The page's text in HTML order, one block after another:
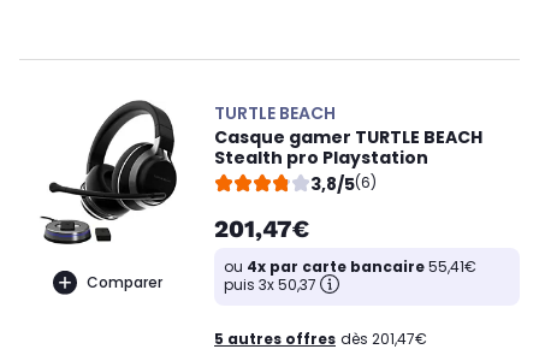
Comparer
TURTLE BEACH
Casque gamer TURTLE BEACH
Stealth pro Playstation
3,8/5(6)
201,47€
ou 4x par carte bancaire55,41€
puis 3x 50,37
5 autres offres dès 201,47€